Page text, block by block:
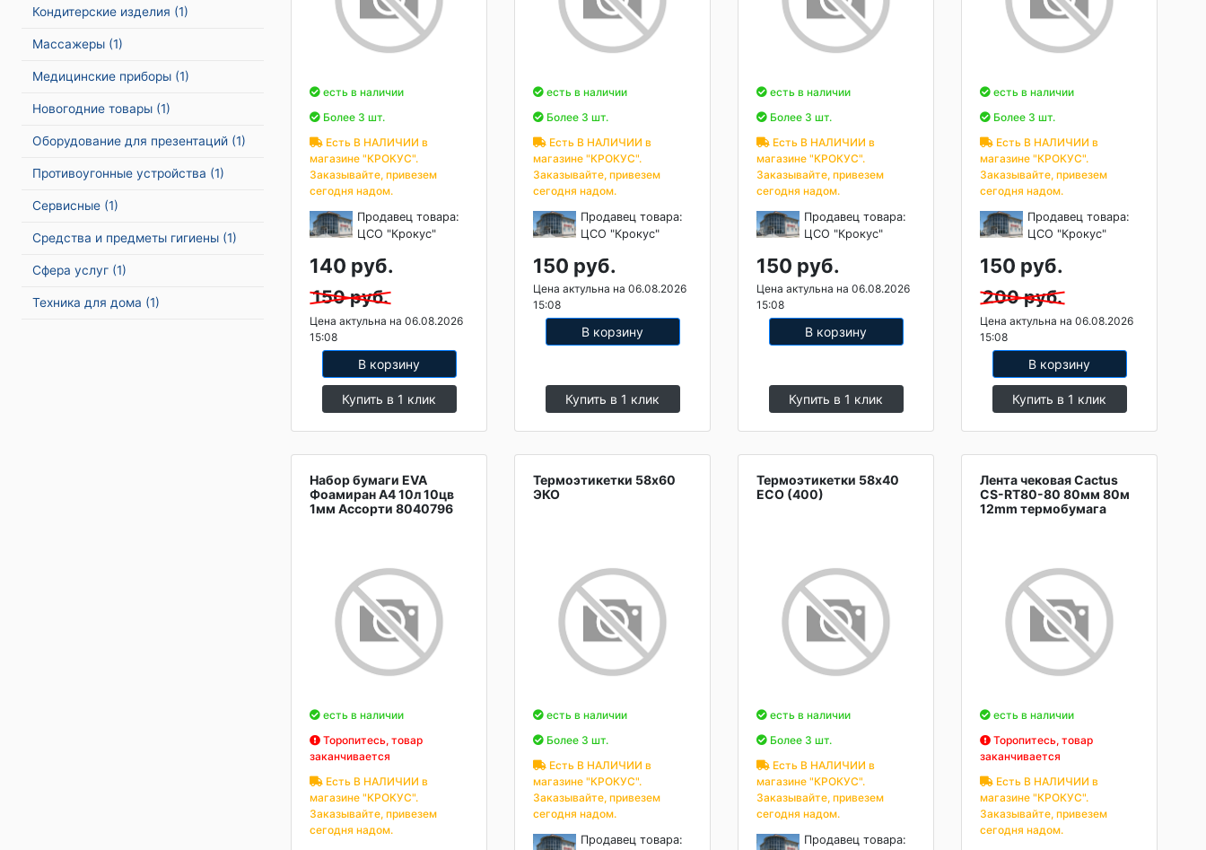
Кондитерские изделия (1)
Массажеры (1)
Медицинские приборы (1)
Новогодние товары (1)
Оборудование для презентаций (1)
Противоугонные устройства (1)
Сервисные (1)
Средства и предметы гигиены (1)
Сфера услуг (1)
Техника для дома (1)
есть в наличии
Более 3 шт.
Есть В НАЛИЧИИ в
магазине "КРОКУС".
Заказывайте, привезем
сегодня надом.
Продавец товара:
ЦСО "Крокус"
140 руб.
150 руб.
Цена актульна на 06.08.2026
15:08
В корзину
Купить в 1 клик
есть в наличии
Более 3 шт.
Есть В НАЛИЧИИ в
магазине "КРОКУС".
Заказывайте, привезем
сегодня надом.
Продавец товара:
ЦСО "Крокус"
150 руб.
Цена актульна на 06.08.2026
15:08
В корзину
Купить в 1 клик
есть в наличии
Более 3 шт.
Есть В НАЛИЧИИ в
магазине "КРОКУС".
Заказывайте, привезем
сегодня надом.
Продавец товара:
ЦСО "Крокус"
150 руб.
Цена актульна на 06.08.2026
15:08
В корзину
Купить в 1 клик
есть в наличии
Более 3 шт.
Есть В НАЛИЧИИ в
магазине "КРОКУС".
Заказывайте, привезем
сегодня надом.
Продавец товара:
ЦСО "Крокус"
150 руб.
200 руб.
Цена актульна на 06.08.2026
15:08
В корзину
Купить в 1 клик
Набор бумаги EVA
Фоамиран А4 10л 10цв
1мм Ассорти 8040796
есть в наличии
Торопитесь, товар
заканчивается
Есть В НАЛИЧИИ в
магазине "КРОКУС".
Заказывайте, привезем
сегодня надом.
Термоэтикетки 58х60
ЭКО
есть в наличии
Более 3 шт.
Есть В НАЛИЧИИ в
магазине "КРОКУС".
Заказывайте, привезем
сегодня надом.
Продавец товара:
Термоэтикетки 58х40
ECO (400)
есть в наличии
Более 3 шт.
Есть В НАЛИЧИИ в
магазине "КРОКУС".
Заказывайте, привезем
сегодня надом.
Продавец товара:
Лента чековая Cactus
CS-RT80-80 80мм 80м
12mm термобумага
есть в наличии
Торопитесь, товар
заканчивается
Есть В НАЛИЧИИ в
магазине "КРОКУС".
Заказывайте, привезем
сегодня надом.